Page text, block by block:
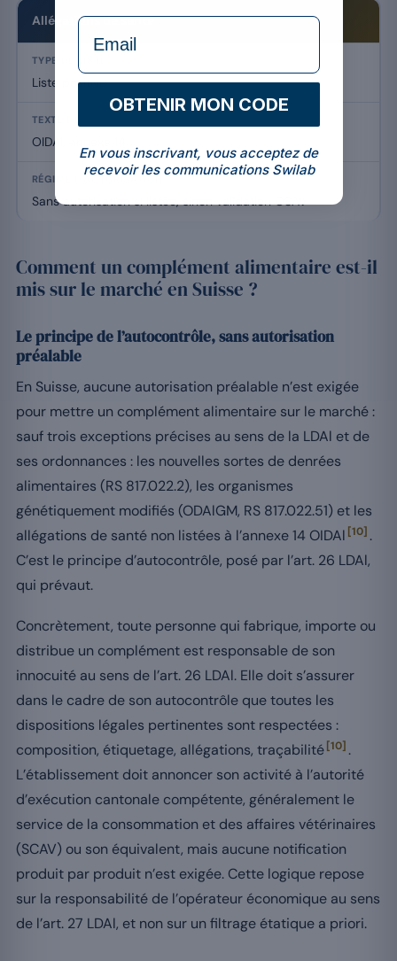
Allégations de santé
Liste positive
OIDAl, annexe 14
Sans autorisation si listée, sinon validation OSAV
Comment un complément alimentaire est-il
mis sur le marché en Suisse ?
Le principe de l’autocontrôle, sans autorisation
préalable
En Suisse, aucune autorisation préalable n’est exigée
pour mettre un complément alimentaire sur le marché :
sauf trois exceptions précises au sens de la LDAl et de
ses ordonnances : les nouvelles sortes de denrées
alimentaires (RS 817.022.2), les organismes
génétiquement modifiés (ODAlGM, RS 817.022.51) et les
allégations de santé non listées à l’annexe 14 OIDAl [10] .
C’est le principe d’autocontrôle, posé par l’art. 26 LDAl,
qui prévaut.
Concrètement, toute personne qui fabrique, importe ou
distribue un complément est responsable de son
innocuité au sens de l’art. 26 LDAl. Elle doit s’assurer
dans le cadre de son autocontrôle que toutes les
dispositions légales pertinentes sont respectées :
composition, étiquetage, allégations, traçabilité[10] .
L’établissement doit annoncer son activité à l’autorité
d’exécution cantonale compétente, généralement le
service de la consommation et des affaires vétérinaires
(SCAV) ou son équivalent, mais aucune notification
produit par produit n’est exigée. Cette logique repose
sur la responsabilité de l’opérateur économique au sens
de l’art. 27 LDAl, et non sur un filtrage étatique a priori.
formulaire Email
OBTENIR MON CODE
En vous inscrivant, vous acceptez de
recevoir les communications Swilab